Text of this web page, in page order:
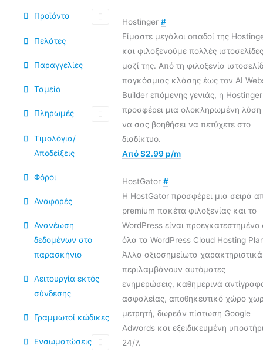
Προϊόντα
Πελάτες
Παραγγελίες
Ταμείο
Πληρωμές
Τιμολόγια/
Αποδείξεις
Φόροι
Αναφορές
Ανανέωση
δεδομένων στο
παρασκήνιο
Λειτουργία εκτός
σύνδεσης
Γραμμωτοί κώδικες
Ενσωματώσεις
Hostinger #
Είμαστε μεγάλοι οπαδοί της
και φιλοξενούμε πολλές ιστοσελίδες
μαζί της. Από τη φιλοξενία
παγκόσμιας κλάσης έως τον AI
Builder επόμενης γενιάς, η Hostinger
προσφέρει μια ολοκληρωμένη λύση
να σας βοηθήσει να πετύχετε στο
διαδίκτυο.
Από $2.99 p/m
HostGator #
Η HostGator προσφέρει μια σειρά
premium πακέτα φιλοξενίας και το
WordPress είναι προεγκατεστημένο
όλα τα WordPress Cloud Hosting
Άλλα αξιοσημείωτα χαρακτηριστικά
περιλαμβάνουν αυτόματες
ενημερώσεις, καθημερινά
ασφαλείας, αποθηκευτικό χώρο
μετρητή, δωρεάν πίστωση Google
Adwords και εξειδικευμένη
24/7.